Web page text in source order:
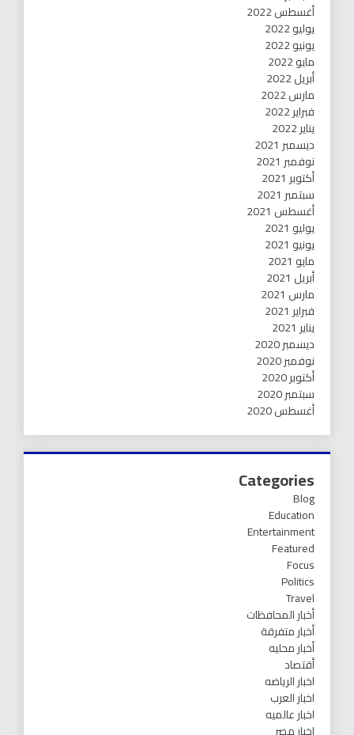
أغسطس 2022
يوليو 2022
يونيو 2022
مايو 2022
أبريل 2022
مارس 2022
فبراير 2022
يناير 2022
ديسمبر 2021
نوفمبر 2021
أكتوبر 2021
سبتمبر 2021
أغسطس 2021
يوليو 2021
يونيو 2021
مايو 2021
أبريل 2021
مارس 2021
فبراير 2021
يناير 2021
ديسمبر 2020
نوفمبر 2020
أكتوبر 2020
سبتمبر 2020
أغسطس 2020
Categories
Blog
Education
Entertainment
Featured
Focus
Politics
Travel
أخبار المحافظات
أخبار متفرقة
أخبار محليه
أقتصاد
اخبار الرياضه
اخبار العرب
اخبار عالميه